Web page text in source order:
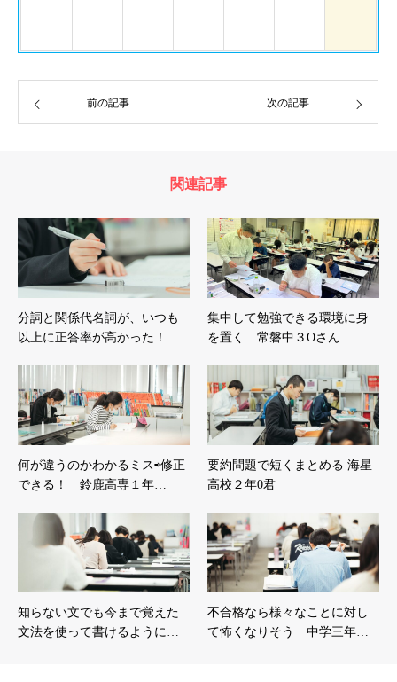
前の記事 次の記事
関連記事
分詞と関係代名詞が、いつも
以上に正答率が高かった！…
集中して勉強できる環境に身
を置く 常磐中３Oさん
何が違うのかわかるミス⇨修正
できる！ 鈴鹿高専１年…
要約問題で短くまとめる 海星
高校２年0君
知らない文でも今まで覚えた
文法を使って書けるように…
不合格なら様々なことに対し
て怖くなりそう 中学三年…